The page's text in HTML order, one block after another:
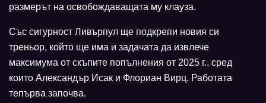
размерът на освобождаващата му клауза.
Със сигурност Ливърпул ще подкрепи новия си
треньор, който ще има и задачата да извлече
максимума от скъпите попълнения от 2025 г., сред
които Александър Исак и Флориан Вирц. Работата
тепърва започва.